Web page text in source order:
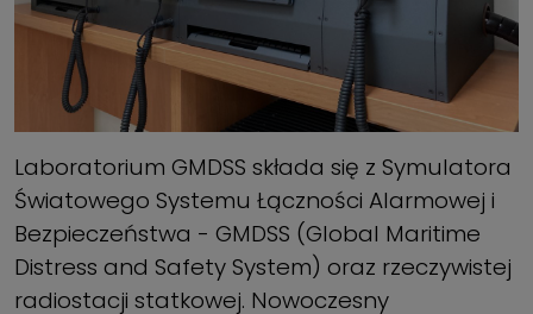
Laboratorium GMDSS składa się z Symulatora
Światowego Systemu Łączności Alarmowej i
Bezpieczeństwa - GMDSS (Global Maritime
Distress and Safety System) oraz rzeczywistej
radiostacji statkowej. Nowoczesny